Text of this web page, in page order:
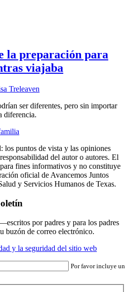
la preparación para
viajaba
Treleaven
ser diferentes, pero sin importar
diferencia.
los puntos de vista y las opiniones
del autor o autores. El
fines informativos y no constituye
oficial de Avancemos Juntos
y Servicios Humanos de Texas.
por padres y para los padres
buzón de correo electrónico.
y la seguridad del sitio web
Por favor incluye un